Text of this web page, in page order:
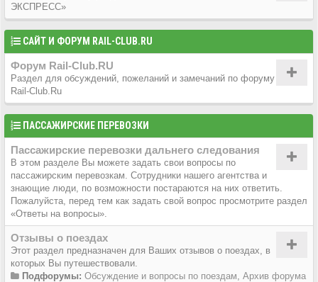
ЭКСПРЕСС»
САЙТ И ФОРУМ RAIL-CLUB.RU
Форум Rail-Club.RU
Раздел для обсуждений, пожеланий и замечаний по форуму
Rail-Club.Ru
ПАССАЖИРСКИЕ ПЕРЕВОЗКИ
Пассажирские перевозки дальнего следования
В этом разделе Вы можете задать свои вопросы по
пассажирским перевозкам. Сотрудники нашего агентства и
знающие люди, по возможности постараются на них ответить.
Пожалуйста, перед тем как задать свой вопрос просмотрите раздел
«Ответы на вопросы».
Отзывы о поездах
Этот раздел предназначен для Ваших отзывов о поездах, в
которых Вы путешествовали.
Подфорумы: Обсуждение и вопросы по поездам Архив форума